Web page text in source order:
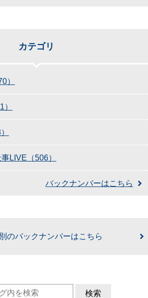
カテゴリ
）
LIVE（506）
バックナンバーはこちら
のバックナンバーはこちら
検索